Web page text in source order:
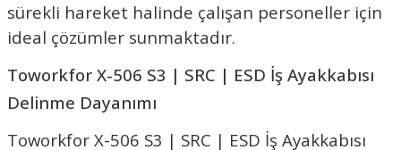
sürekli hareket halinde çalışan personeller için
ideal çözümler sunmaktadır.
Toworkfor X-506 S3 | SRC | ESD İş Ayakkabısı
Delinme Dayanımı
Toworkfor X-506 S3 | SRC | ESD İş Ayakkabısı